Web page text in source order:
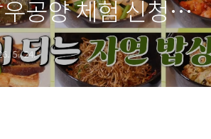
공양 체험 신청방
팁
5. 24.